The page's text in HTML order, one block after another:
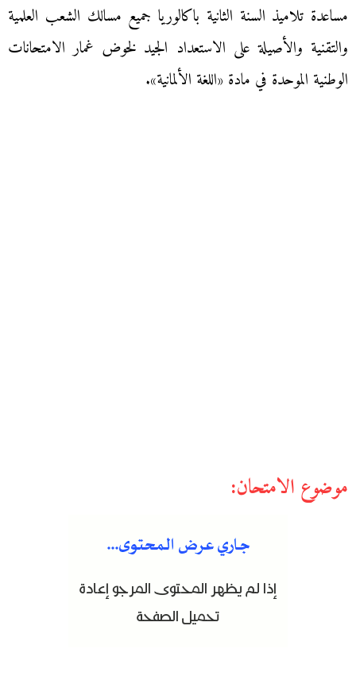
مساعدة تلاميذ السنة الثانية باكالوريا جميع مسالك الشعب العلمية
والتقنية والأصيلة على الاستعداد الجيد لخوض غمار الامتحانات
الوطنية الموحدة في مادة «اللغة الألمانية».
موضوع الامتحان: